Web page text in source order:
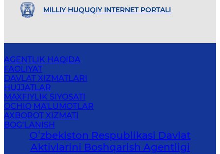
MILLIY HUQUQIY INTERNET PORTALI
AGENTLIK HAQIDA
FAOLIYAT
DAVLAT XIZMATLARI
HUJJATLAR
MAXFIYLIK SIYOSATI
OCHIQ MA'LUMOTLAR
AXBOROT XIZMATI
BOG‘LANISH
Oʻzbekiston Respublikasi Davlat
Aktivlarini Boshqarish Agentligi